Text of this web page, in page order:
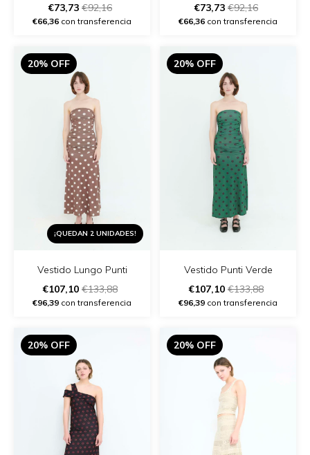
€73,73 €92,16
€66,36 con transferencia
€73,73 €92,16
€66,36 con transferencia
20% OFF
¡QUEDAN 2 UNIDADES!
Vestido Lungo Punti
€107,10 €133,88
€96,39 con transferencia
20% OFF
Vestido Punti Verde
€107,10 €133,88
€96,39 con transferencia
20% OFF 20% OFF